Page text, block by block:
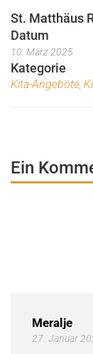
St. Matthäus
Datum
10. März 2025
Kategorie
Kita-Angebote
Ein
Meralje
27. Januar